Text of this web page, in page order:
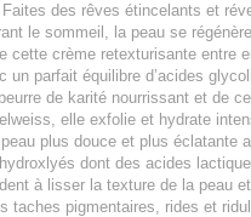
des rêves étincelants et
le sommeil, la peau se
cette crème retexturisante entre
un parfait équilibre d’acides
de karité nourrissant et de
elle exfolie et hydrate
plus douce et plus éclatante
dont des acides
à lisser la texture de la peau
taches pigmentaires, rides et